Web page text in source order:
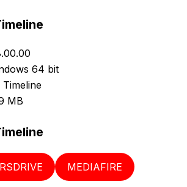
64 bit
Timeline
MB
MEDIAFIRE